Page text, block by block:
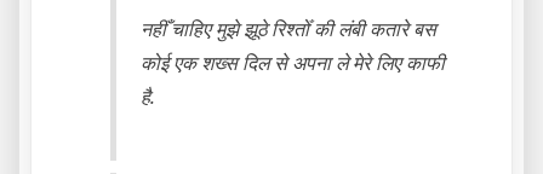
नहीँ चाहिए मुझे झूठे रिश्तोँ की लंबी कतारे बस
कोई एक शख्स दिल से अपना ले मेरे लिए काफी
है.